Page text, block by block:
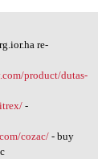
re-
product/dutas-
-
cozac/- buy